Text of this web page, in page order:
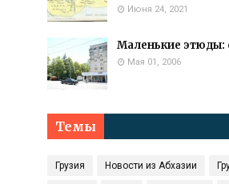
Июня 24, 2021
Маленькие этюды:
Мая 01, 2006
Темы
Грузия Новости из Абхазии